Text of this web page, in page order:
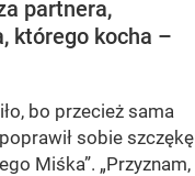
partnera,
którego kocha –
bo przecież sama
sobie szczękę
Miśka”. „Przyznam,